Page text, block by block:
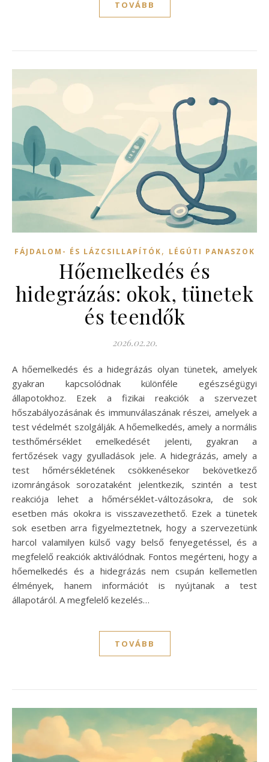
TOVÁBB
FÁJDALOM- ÉS LÁZCSILLAPÍTÓK, LÉGÚTI PANASZOK
Hőemelkedés és
hidegrázás: okok, tünetek
és teendők
2026.02.20.
A hőemelkedés és a hidegrázás olyan tünetek, amelyek
gyakran kapcsolódnak különféle egészségügyi
állapotokhoz. Ezek a fizikai reakciók a szervezet
hőszabályozásának és immunválaszának részei, amelyek a
test védelmét szolgálják. A hőemelkedés, amely a normális
testhőmérséklet emelkedését jelenti, gyakran a
fertőzések vagy gyulladások jele. A hidegrázás, amely a
test hőmérsékletének csökkenésekor bekövetkező
izomrángások sorozataként jelentkezik, szintén a test
reakciója lehet a hőmérséklet-változásokra, de sok
esetben más okokra is visszavezethető. Ezek a tünetek
sok esetben arra figyelmeztetnek, hogy a szervezetünk
harcol valamilyen külső vagy belső fenyegetéssel, és a
megfelelő reakciók aktiválódnak. Fontos megérteni, hogy a
hőemelkedés és a hidegrázás nem csupán kellemetlen
élmények, hanem információt is nyújtanak a test
állapotáról. A megfelelő kezelés…
TOVÁBB